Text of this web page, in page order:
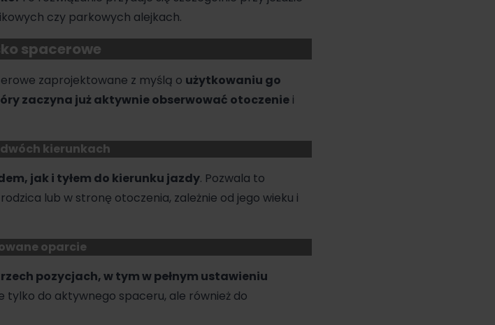
czy parkowych alejkach.
spacerowe
zaprojektowane z myślą o użytkowaniu go
zaczyna już aktywnie obserwować otoczenie i
kierunkach
jak i tyłem do kierunku jazdy. Pozwala to
lub w stronę otoczenia, zależnie od jego wieku i
oparcie
pozycjach, w tym w pełnym ustawieniu
tylko do aktywnego spaceru, ale również do